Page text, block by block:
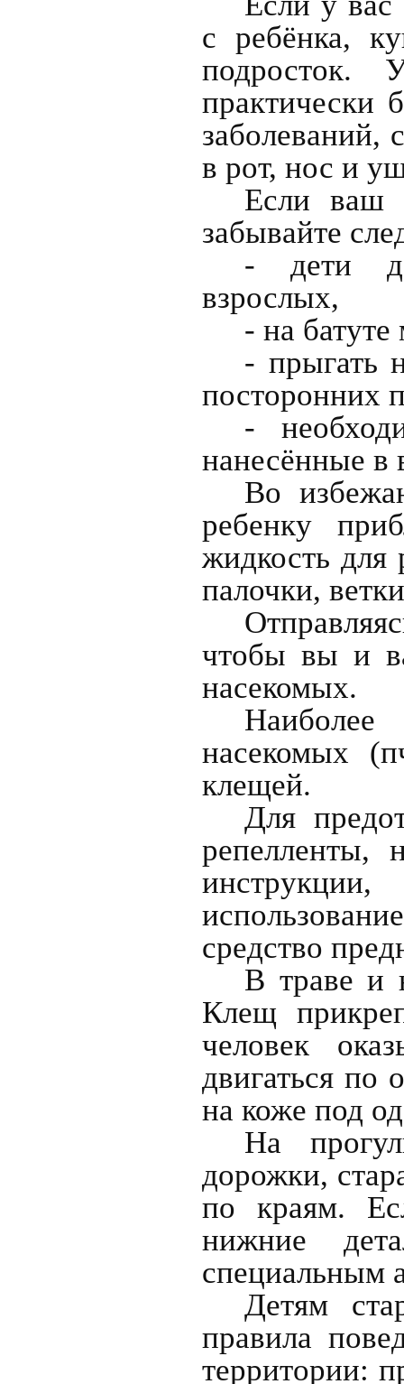
с ребёнка,
подросток.
практически
заболеваний,
в рот, нос и
Если ваш
забывайте
- дети
взрослых,
- на
- прыгать
посторонних
-
нанесённые в
Во
ребенку
жидкость для
палочки,
чтобы вы и
насекомых.
насекомых
клещей.
Для
репелленты,
средство
В траве и
Клещ
человек
двигаться по
на коже под
На
дорожки,
по краям.
нижние
специальным
Детям
правила
территории: